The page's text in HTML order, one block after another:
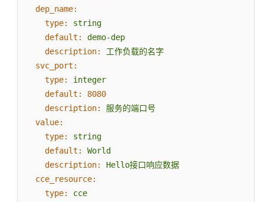
使
手
工
配
置
的
容
器
部
署
dep_name:
type:
string
default:
demo-dep
description:
工作负载的名字
svc_port:
type:
integer
default:
8080
description:
服务的端口号
value:
type:
string
default:
World
description:
Hello接口响应数据
cce_resource:
type:
cce